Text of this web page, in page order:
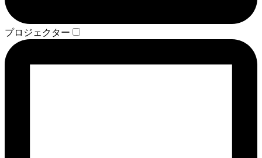
プロジェクター